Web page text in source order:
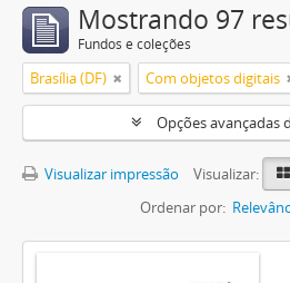
Mostrando 97
Fundos e coleções
Brasília (DF) Com objetos digitais
Opções avançadas
Visualizar impressão
Visualizar:
Ordenar por: